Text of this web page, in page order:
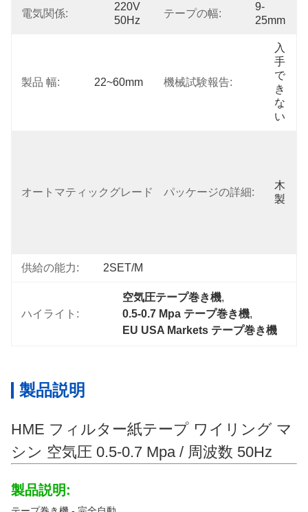
電気関係:
220V
50Hz
テープの幅:
9-
25mm
製品 幅: 22~60mm 機械試験報告:
入
手
で
き
な
い
オートマティックグレード:
テ
パッケージの詳細:
木
製
供給の能力: 2SET/M
ハイライト:
空気圧テープ巻き機,
0.5-0.7 Mpa テープ巻き機,
EU USA Markets テープ巻き機
製品説明
HME フィルター紙テープ ワイリング マ
シン 空気圧 0.5-0.7 Mpa / 周波数 50Hz
製品説明: